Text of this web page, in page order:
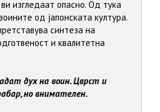
изгледаат опасно. Од тука
од јапонската култура.
синтеза на
и квалитетна
дух на воин. Цврст и
но внимателен.